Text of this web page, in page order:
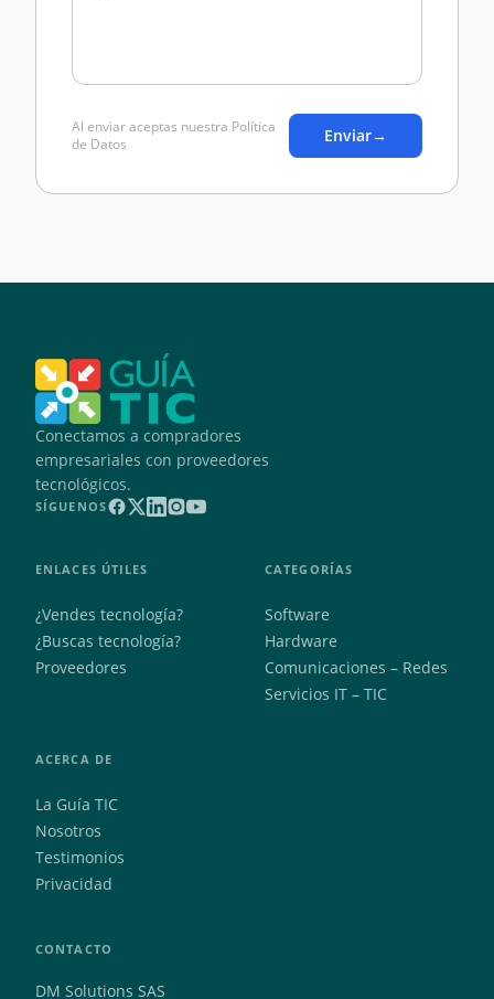
Al enviar aceptas nuestra Política
de Datos
Enviar→
Conectamos a compradores
empresariales con proveedores
tecnológicos.
SÍGUENOS
ENLACES ÚTILES
¿Vendes tecnología?
¿Buscas tecnología?
Proveedores
CATEGORÍAS
Software
Hardware
Comunicaciones – Redes
Servicios IT – TIC
ACERCA DE
La Guía TIC
Nosotros
Testimonios
Privacidad
CONTACTO
DM Solutions SAS